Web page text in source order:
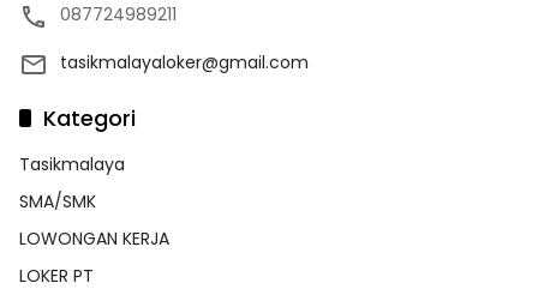
087724989211
tasikmalayaloker@gmail.com
Kategori
Tasikmalaya
SMA/SMK
LOWONGAN KERJA
LOKER PT